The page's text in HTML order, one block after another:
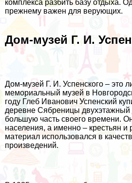
комплекса разбить базу отдыха.
прежнему важен для верующих.
Дом-музей Г. И.
Дом-музей Г. И. Успенского – это
мемориальный музей в
году Глеб Иванович Успенский
деревне Сябреницы двухэтажный
большую часть своего времени.
населения, а именно – крестьян
материал использовался в
произведений.